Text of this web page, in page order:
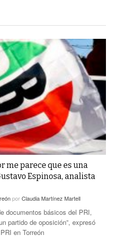
me parece que es una
Espinosa, analista
porClaudia Martínez Martell
documentos básicos del PRI,
partido de oposición”, expresó
en Torreón